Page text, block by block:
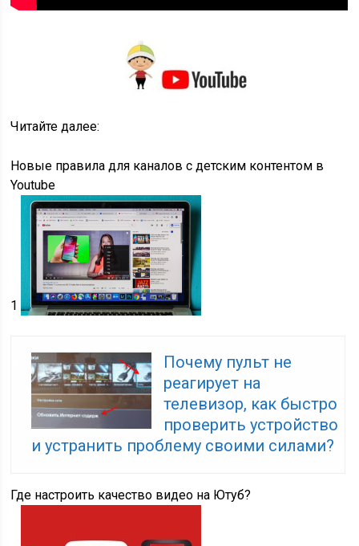
Читайте далее:
Новые правила для каналов с детским контентом в
Youtube
1
Почему пульт не
реагирует на
телевизор, как быстро
проверить устройство
и устранить проблему своими силами?
Где настроить качество видео на Ютуб?